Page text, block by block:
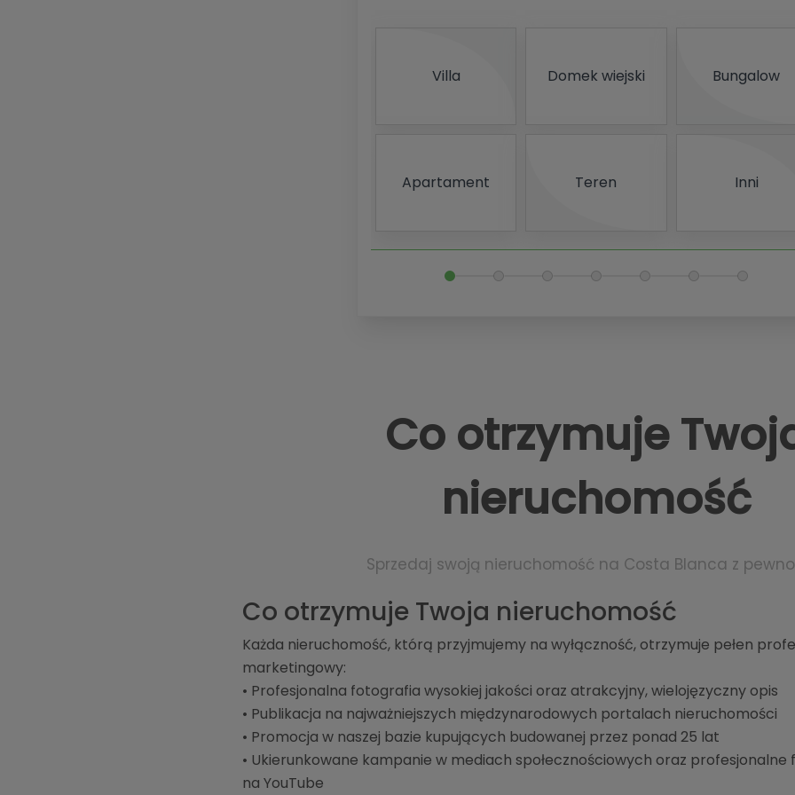
Villa Domek wiejski Bungalow
Apartament Teren Inni
Co otrzymuje
nieruchomość
Sprzedaj swoją nieruchomość na Costa Blanca z
Co otrzymuje Twoja nieruchomość
Każda nieruchomość, którą przyjmujemy na wyłączność, otrzymuje pełen
marketingowy:
• Profesjonalna fotografia wysokiej jakości oraz atrakcyjny, wielojęzyczny opis
• Publikacja na najważniejszych międzynarodowych portalach nieruchomości
• Promocja w naszej bazie kupujących budowanej przez ponad 25 lat
• Ukierunkowane kampanie w mediach społecznościowych oraz
na YouTube